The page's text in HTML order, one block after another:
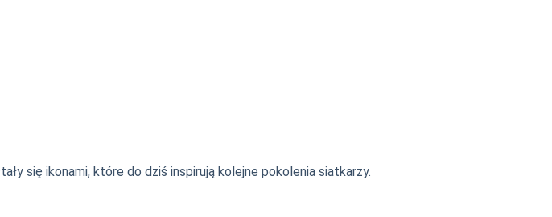
się ikonami, które do dziś inspirują kolejne pokolenia siatkarzy.